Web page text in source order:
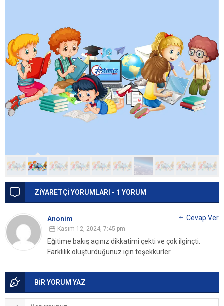
ZİYARETÇİ YORUMLARI - 1 YORUM
Anonim
Kasım 12, 2024, 7:45 pm
Eğitime bakış açınız dikkatimi çekti ve çok ilginçti.
Farklılık oluşturduğunuz için teşekkürler.
Cevap Ver
BİR YORUM YAZ